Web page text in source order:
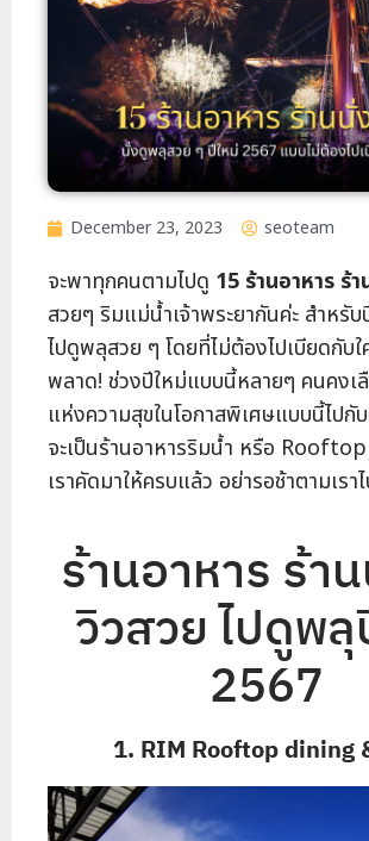
December 23, 2023 seoteam
จะพาทุกคนตามไปดู 15 ร้านอาหาร ร้
สวยๆ ริมแม่น้ำเจ้าพระยากันค่ะ สำหรับ
ไปดูพลุสวย ๆ โดยที่ไม่ต้องไปเบียดกับ
พลาด! ช่วงปีใหม่แบบนี้หลายๆ คนคงเลื
แห่งความสุขในโอกาสพิเศษแบบนี้ไปกับ
จะเป็นร้านอาหารริมน้ำ หรือ
เราคัดมาให้ครบแล้ว อย่ารอช้าตามเรา
ร้านอาหาร ร้า
วิวสวย ไปดูพลุ
2567
1. RIM Rooftop dining